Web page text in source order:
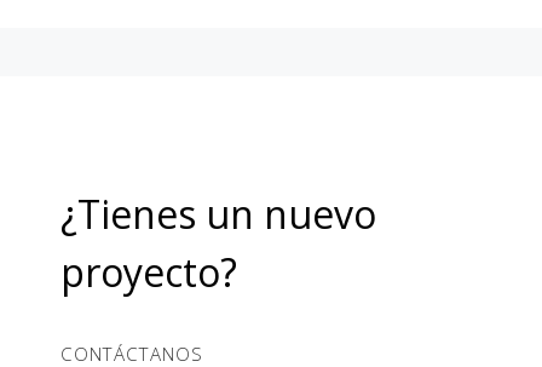
¿Tienes un nuevo
proyecto?
CONTÁCTANOS